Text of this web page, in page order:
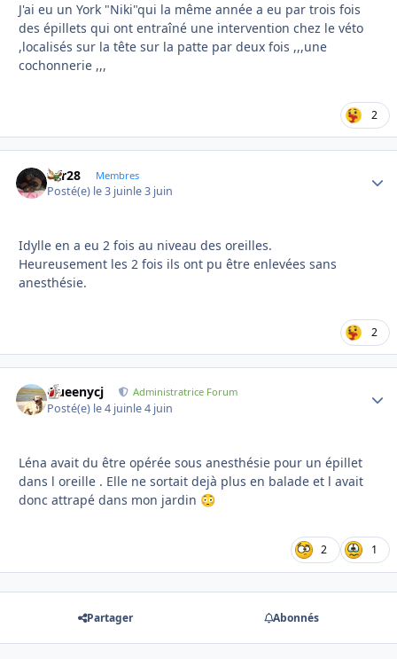
J'ai eu un York "Niki"qui la même année a eu par trois fois
des épillets qui ont entraîné une intervention chez le véto
,localisés sur la tête sur la patte par deux fois ,,,une
cochonnerie ,,,
2
frfr28 Membres
Posté(e) le 3 juinle 3 juin
Idylle en a eu 2 fois au niveau des oreilles.
Heureusement les 2 fois ils ont pu être enlevées sans
anesthésie.
2
Queenycj Administratrice Forum
Posté(e) le 4 juinle 4 juin
Léna avait du être opérée sous anesthésie pour un épillet
dans l oreille . Elle ne sortait dejà plus en balade et l avait
donc attrapé dans mon jardin 😳
2 1
Partager Abonnés